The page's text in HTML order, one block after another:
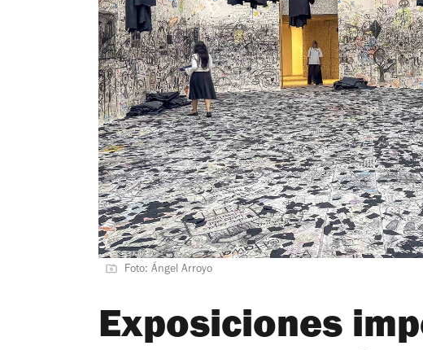
Foto: Ángel Arroyo
Exposiciones